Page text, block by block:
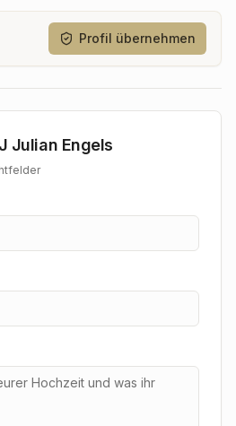
Profil übernehmen
Julian Engels